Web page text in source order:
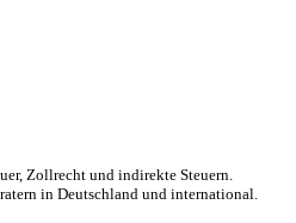
Zollrecht und indirekte Steuern.
in Deutschland und international.